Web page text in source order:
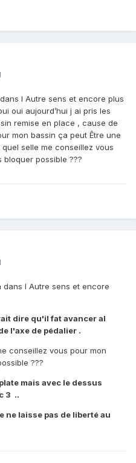
l Autre sens et encore plus
oui aujourd’hui j ai pris les
remise en place , cause de
mon bassin ça peut Être une
selle me conseillez vous
possible ???
dans l Autre sens et encore
dire qu'il fat avancer al
l'axe de pédalier .
conseillez vous pour mon
???
mais avec le dessus
3 ..
ne laisse pas de liberté au